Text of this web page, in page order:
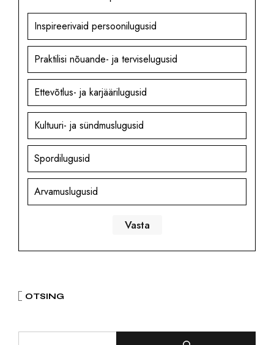
Inspireerivaid persoonilugusid
Praktilisi nõuande- ja terviselugusid
Ettevõtlus- ja karjäärilugusid
Kultuuri- ja sündmuslugusid
Spordilugusid
Arvamuslugusid
OTSING